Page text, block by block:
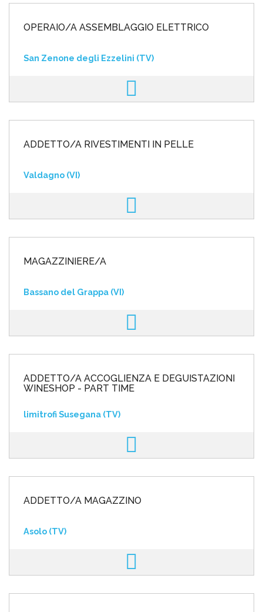
OPERAIO/A ASSEMBLAGGIO ELETTRICO
San Zenone degli Ezzelini (TV)
ADDETTO/A RIVESTIMENTI IN PELLE
Valdagno (VI)
MAGAZZINIERE/A
Bassano del Grappa (VI)
ADDETTO/A ACCOGLIENZA E DEGUISTAZIONI
WINESHOP - PART TIME
limitrofi Susegana (TV)
ADDETTO/A MAGAZZINO
Asolo (TV)